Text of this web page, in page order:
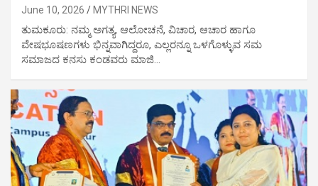
June 10, 2026 MYTHRI NEWS
ತುಮಕೂರು: ನಮ್ಮ ಅಗತ್ಯ, ಆಲೋಚನೆ, ವಿಚಾರ, ಆಚಾರ ಹಾಗೂ
ವೇಷಭೂಷಣಗಳು ಭಿನ್ನವಾಗಿದ್ದರೂ, ಎಲ್ಲರನ್ನೂ ಒಳಗೊಳ್ಳುವ ಸಮ
ಸಮಾಜದ ಕನಸು ಕಂಡವರು ಮಾಜಿ…